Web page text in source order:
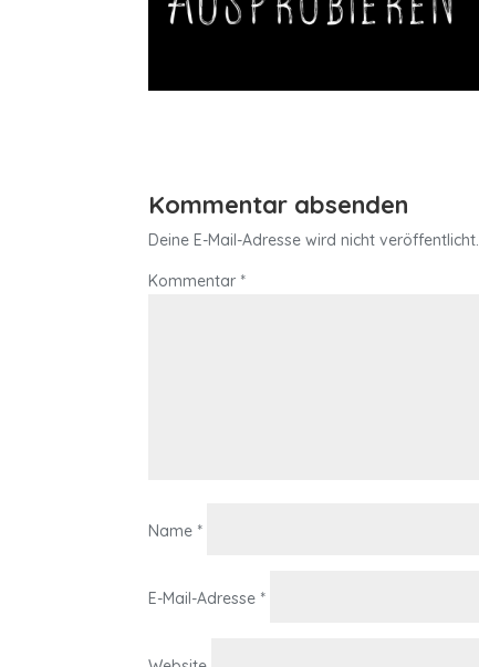
Kommentar absenden
Deine E-Mail-Adresse wird nicht veröffentlicht.
Kommentar *
Name *
E-Mail-Adresse *